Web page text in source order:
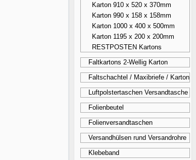
Karton 910 x 520 x 370mm
Karton 990 x 158 x 158mm
Karton 1000 x 400 x 500mm
Karton 1195 x 200 x 200mm
RESTPOSTEN Kartons
Faltkartons 2-Wellig Karton
Faltschachtel / Maxibriefe / Karton
Luftpolstertaschen Versandtasche
Folienbeutel
Folienversandtaschen
Versandhülsen rund Versandrohre
Klebeband